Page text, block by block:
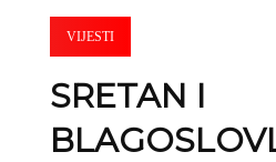
VIJESTI
SRETAN I